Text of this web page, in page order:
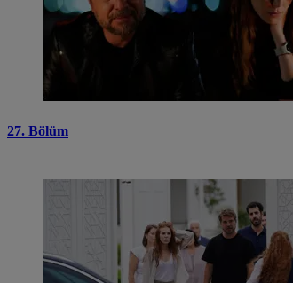
27. Bölüm